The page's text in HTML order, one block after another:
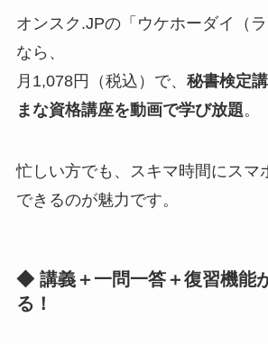
オンスク.JPの「ウケホーダイ（ラ
なら、
月1,078円（税込）で、 秘書検定
まな資格講座を動画で学び放題。
忙しい方でも、スキマ時間にスマ
できるのが魅力です。
◆ 講義＋一問一答＋復習機能
る！